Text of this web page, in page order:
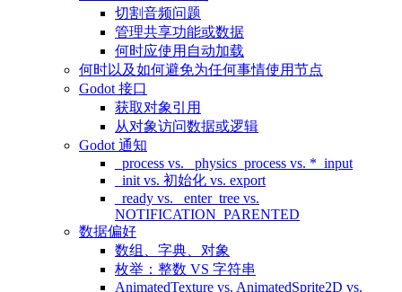
切割音频问题
管理共享功能或数据
何时应使用自动加载
何时以及如何避免为任何事情使用节点
Godot 接口
获取对象引用
从对象访问数据或逻辑
Godot 通知
_process vs. _physics_process vs. *_input
_init vs. 初始化 vs. export
_ready vs. _enter_tree vs.
NOTIFICATION_PARENTED
数据偏好
数组、字典、对象
枚举：整数 VS 字符串
AnimatedTexture vs. AnimatedSprite2D vs.